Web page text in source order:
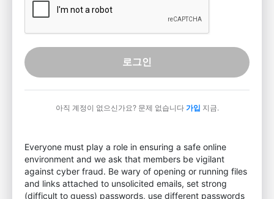
로그인
아직 계정이 없으신가요? 문제 없습니다 가입 지금.
Everyone must play a role in ensuring a safe online
environment and we ask that members be vigilant
against cyber fraud. Be wary of opening or running files
and links attached to unsolicited emails, set strong
(difficult to guess) passwords, use different passwords